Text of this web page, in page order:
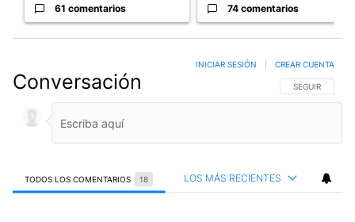
61 comentarios 74 comentarios
Conversación SIGA ESTA
SEGUIR
INICIAR SESIÓN CREAR CUENTA
TODOS LOS COMENTARIOS 18 LOS MÁS RECIENTES